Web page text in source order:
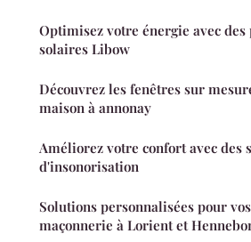
Optimisez votre énergie avec des
solaires Libow
Découvrez les fenêtres sur
maison à annonay
Améliorez votre confort avec des
d'insonorisation
Solutions personnalisées pour
maçonnerie à Lorient et